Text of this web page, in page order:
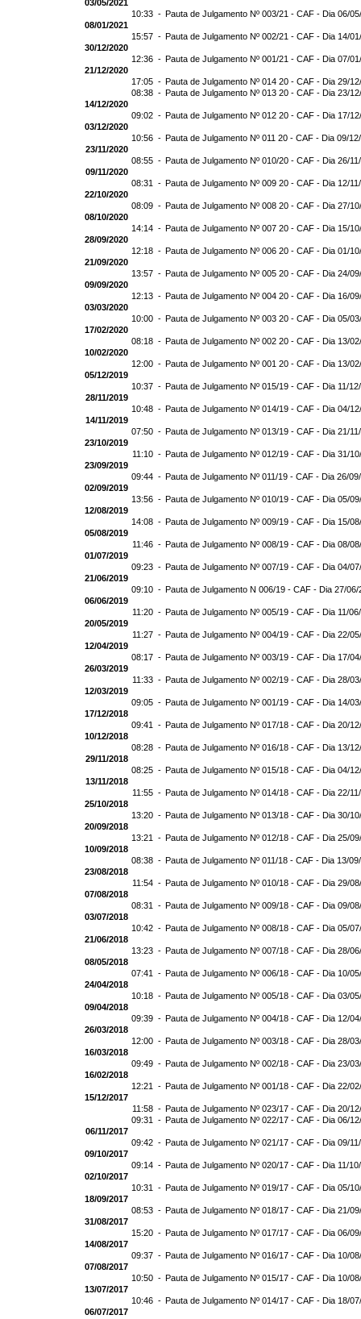
03/05/2021
10:33 - Pauta de Julgamento Nº 003/21 - CAF - Dia 06/
08/01/2021
15:57 - Pauta de Julgamento Nº 002/21 - CAF - Dia 14/
30/12/2020
12:36 - Pauta de Julgamento Nº 001/21 - CAF - Dia 07/
21/12/2020
17:05 - Pauta de Julgamento Nº 014 20 - CAF - Dia 29/
08:38 - Pauta de Julgamento Nº 013 20 - CAF - Dia 23/
14/12/2020
09:02 - Pauta de Julgamento Nº 012 20 - CAF - Dia 17/
03/12/2020
10:56 - Pauta de Julgamento Nº 011 20 - CAF - Dia 09/
23/11/2020
08:55 - Pauta de Julgamento Nº 010/20 - CAF - Dia 26/
09/11/2020
08:31 - Pauta de Julgamento Nº 009 20 - CAF - Dia 12/
22/10/2020
08:09 - Pauta de Julgamento Nº 008 20 - CAF - Dia 27/
08/10/2020
14:14 - Pauta de Julgamento Nº 007 20 - CAF - Dia 15/
28/09/2020
12:18 - Pauta de Julgamento Nº 006 20 - CAF - Dia 01/
21/09/2020
13:57 - Pauta de Julgamento Nº 005 20 - CAF - Dia 24/
09/09/2020
12:13 - Pauta de Julgamento Nº 004 20 - CAF - Dia 16/
03/03/2020
10:00 - Pauta de Julgamento Nº 003 20 - CAF - Dia 05/
17/02/2020
08:18 - Pauta de Julgamento Nº 002 20 - CAF - Dia 13/
10/02/2020
12:00 - Pauta de Julgamento Nº 001 20 - CAF - Dia 13/
05/12/2019
10:37 - Pauta de Julgamento Nº 015/19 - CAF - Dia 11/
28/11/2019
10:48 - Pauta de Julgamento Nº 014/19 - CAF - Dia 04/
14/11/2019
07:50 - Pauta de Julgamento Nº 013/19 - CAF - Dia 21/
23/10/2019
11:10 - Pauta de Julgamento Nº 012/19 - CAF - Dia 31/
23/09/2019
09:44 - Pauta de Julgamento Nº 011/19 - CAF - Dia 26/
02/09/2019
13:56 - Pauta de Julgamento Nº 010/19 - CAF - Dia 05/
12/08/2019
14:08 - Pauta de Julgamento Nº 009/19 - CAF - Dia 15/
05/08/2019
11:46 - Pauta de Julgamento Nº 008/19 - CAF - Dia 08/
01/07/2019
09:23 - Pauta de Julgamento Nº 007/19 - CAF - Dia 04/
21/06/2019
09:10 - Pauta de Julgamento N 006/19 - CAF - Dia 27/06/
06/06/2019
11:20 - Pauta de Julgamento Nº 005/19 - CAF - Dia 11/
20/05/2019
11:27 - Pauta de Julgamento Nº 004/19 - CAF - Dia 22/
12/04/2019
08:17 - Pauta de Julgamento Nº 003/19 - CAF - Dia 17/
26/03/2019
11:33 - Pauta de Julgamento Nº 002/19 - CAF - Dia 28/
12/03/2019
09:05 - Pauta de Julgamento Nº 001/19 - CAF - Dia 14/
17/12/2018
09:41 - Pauta de Julgamento Nº 017/18 - CAF - Dia 20/
10/12/2018
08:28 - Pauta de Julgamento Nº 016/18 - CAF - Dia 13/
29/11/2018
08:25 - Pauta de Julgamento Nº 015/18 - CAF - Dia 04/
13/11/2018
11:55 - Pauta de Julgamento Nº 014/18 - CAF - Dia 22/
25/10/2018
13:20 - Pauta de Julgamento Nº 013/18 - CAF - Dia 30/
20/09/2018
13:21 - Pauta de Julgamento Nº 012/18 - CAF - Dia 25/
10/09/2018
08:38 - Pauta de Julgamento Nº 011/18 - CAF - Dia 13/
23/08/2018
11:54 - Pauta de Julgamento Nº 010/18 - CAF - Dia 29/
07/08/2018
08:31 - Pauta de Julgamento Nº 009/18 - CAF - Dia 09/
03/07/2018
10:42 - Pauta de Julgamento Nº 008/18 - CAF - Dia 05/
21/06/2018
13:23 - Pauta de Julgamento Nº 007/18 - CAF - Dia 28/
08/05/2018
07:41 - Pauta de Julgamento Nº 006/18 - CAF - Dia 10/
24/04/2018
10:18 - Pauta de Julgamento Nº 005/18 - CAF - Dia 03/
09/04/2018
09:39 - Pauta de Julgamento Nº 004/18 - CAF - Dia 12/
26/03/2018
12:00 - Pauta de Julgamento Nº 003/18 - CAF - Dia 28/
16/03/2018
09:49 - Pauta de Julgamento Nº 002/18 - CAF - Dia 23/
16/02/2018
12:21 - Pauta de Julgamento Nº 001/18 - CAF - Dia 22/
15/12/2017
11:58 - Pauta de Julgamento Nº 023/17 - CAF - Dia 20/
09:31 - Pauta de Julgamento Nº 022/17 - CAF - Dia 06/
06/11/2017
09:42 - Pauta de Julgamento Nº 021/17 - CAF - Dia 09/
09/10/2017
09:14 - Pauta de Julgamento Nº 020/17 - CAF - Dia 11/
02/10/2017
10:31 - Pauta de Julgamento Nº 019/17 - CAF - Dia 05/
18/09/2017
08:53 - Pauta de Julgamento Nº 018/17 - CAF - Dia 21/
31/08/2017
15:20 - Pauta de Julgamento Nº 017/17 - CAF - Dia 06/
14/08/2017
09:37 - Pauta de Julgamento Nº 016/17 - CAF - Dia 10/
07/08/2017
10:50 - Pauta de Julgamento Nº 015/17 - CAF - Dia 10/
13/07/2017
10:46 - Pauta de Julgamento Nº 014/17 - CAF - Dia 18/
06/07/2017